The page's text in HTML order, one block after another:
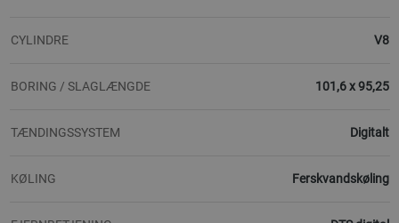
CYLINDRE V8
BORING / SLAGLÆNGDE 101,6 x 95,25
TÆNDINGSSYSTEM Digitalt
KØLING Ferskvandskøling